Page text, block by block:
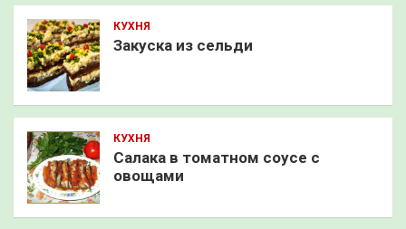
КУХНЯ
Закуска из сельди
КУХНЯ
Салака в томатном соусе с
овощами